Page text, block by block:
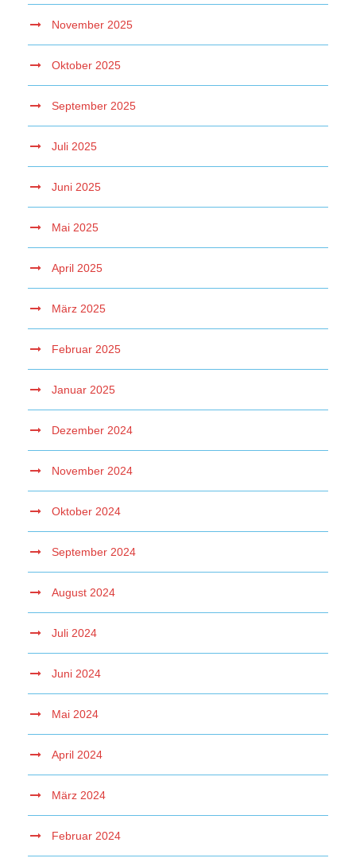
November 2025
Oktober 2025
September 2025
Juli 2025
Juni 2025
Mai 2025
April 2025
März 2025
Februar 2025
Januar 2025
Dezember 2024
November 2024
Oktober 2024
September 2024
August 2024
Juli 2024
Juni 2024
Mai 2024
April 2024
März 2024
Februar 2024